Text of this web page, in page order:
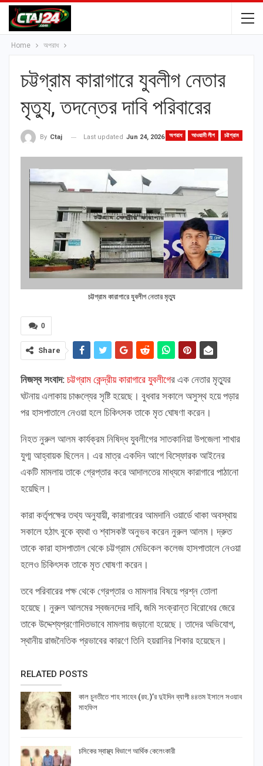
Home অপরাধ
চট্টগ্রাম কারাগারে যুবলীগ নেতার
মৃত্যু, তদন্তের দাবি পরিবারের
অপরাধ আওয়ামী লীগ চট্টগ্রাম
By Ctaj Last updated Jun 24, 2026
চট্টগ্রাম কারাগারে যুবলীগ নেতার মৃত্যু
0
Share
নিজস্ব সংবাদ: চট্টগ্রাম কেন্দ্রীয় কারাগারে যুবলীগের এক নেতার মৃত্যুর
ঘটনায় এলাকায় চাঞ্চল্যের সৃষ্টি হয়েছে। বুধবার সকালে অসুস্থ হয়ে পড়ার
পর হাসপাতালে নেওয়া হলে চিকিৎসক তাকে মৃত ঘোষণা করেন।
নিহত নুরুল আলম কার্যক্রম নিষিদ্ধ যুবলীগের সাতকানিয়া উপজেলা শাখার
যুগ্ম আহ্বায়ক ছিলেন। এর মাত্র একদিন আগে বিস্ফোরক আইনের
একটি মামলায় তাকে গ্রেপ্তার করে আদালতের মাধ্যমে কারাগারে পাঠানো
হয়েছিল।
কারা কর্তৃপক্ষের তথ্য অনুযায়ী, কারাগারের আমদানি ওয়ার্ডে থাকা অবস্থায়
সকালে হঠাৎ বুকে ব্যথা ও শ্বাসকষ্ট অনুভব করেন নুরুল আলম। দ্রুত
তাকে কারা হাসপাতাল থেকে চট্টগ্রাম মেডিকেল কলেজ হাসপাতালে নেওয়া
হলেও চিকিৎসক তাকে মৃত ঘোষণা করেন।
তবে পরিবারের পক্ষ থেকে গ্রেপ্তার ও মামলার বিষয়ে প্রশ্ন তোলা
হয়েছে। নুরুল আলমের স্বজনদের দাবি, জমি সংক্রান্ত বিরোধের জেরে
তাকে উদ্দেশ্যপ্রণোদিতভাবে মামলায় জড়ানো হয়েছে। তাদের অভিযোগ,
স্থানীয় রাজনৈতিক প্রভাবের কারণে তিনি হয়রানির শিকার হয়েছেন।
RELATED POSTS
কাল চুনতীতে শাহ সাহেব (রহ.)’র দুইদিন ব্যাপী ৪৪তম ইসালে সওয়াব
মাহফিল
চসিকের স্বাস্থ্য বিভাগে আর্থিক কেলেংকারী